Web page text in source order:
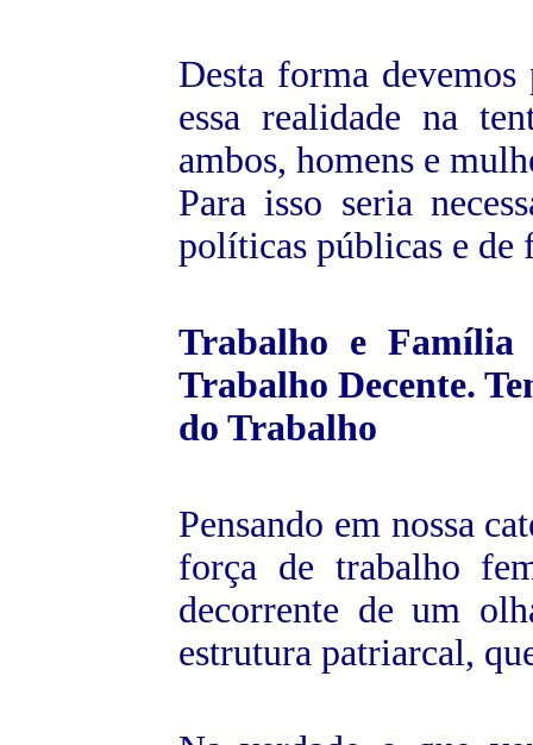
Desta forma
essa realidade na
ambos, homens e
Para isso seria
políticas públicas e de
Trabalho e Família
Trabalho Decente.
do Trabalho
Pensando em nossa
força de trabalho
decorrente de um
estrutura patriarcal,